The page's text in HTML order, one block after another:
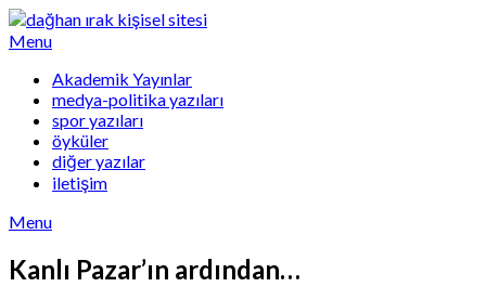
Skip
to
Menu
Akademik Yayınlar
medya-politika yazıları
spor yazıları
öyküler
diğer yazılar
iletişim
Menu
Kanlı Pazar’ın ardından…